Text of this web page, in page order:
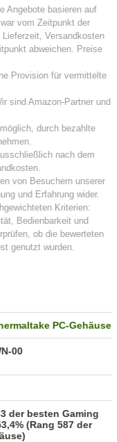
PC-Gehäuse
00
der besten Gaming
(Rang 587 der